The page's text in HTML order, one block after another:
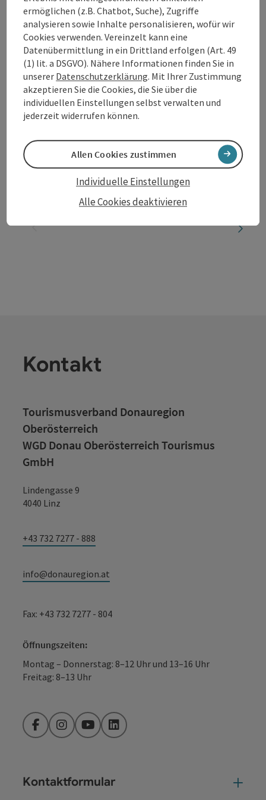
Seenradrundweg
Startort
Neustift im Mühlkreis
E-Bike-Tour, Mountainbike-Tour, Rad-Tour
Dauer: 2h 14m
Länge: 27,1 km
Höhenmeter aufsteigend: 529 m
Schwierigkeit:
Mittel
Kondition:
Mittel
Panorama:
Tolles Panorama
Seite zurück Seite
Kontakt
Tourismusverband Donauregion
Oberösterreich
WGD Donau Oberösterreich Tourismus
GmbH
Lindengasse 9
4040 Linz
+43 732 7277 - 888
info@donauregion.at
Fax: +43 732 7277 - 804
Öffnungszeiten:
Montag – Donnerstag: 8–12 Uhr und 13–16 Uhr
Freitag: 8–13 Uhr
FacebookInstagramYouTubeLinkedIn
Kontaktformular
ermöglichen (z.B. Chatbot, Suche), Zugriffe
analysieren sowie Inhalte personalisieren, wofür wir
Cookies verwenden. Vereinzelt kann eine
Datenübermittlung in ein Drittland erfolgen (Art. 49
(1) lit. a DSGVO). Nähere Informationen finden Sie in
unserer Datenschutzerklärung. Mit Ihrer Zustimmung
akzeptieren Sie die Cookies, die Sie über die
individuellen Einstellungen selbst verwalten und
jederzeit widerrufen können.
Alle Cookies deaktivieren
Individuelle Einstellungen
Allen Cookies zustimmen